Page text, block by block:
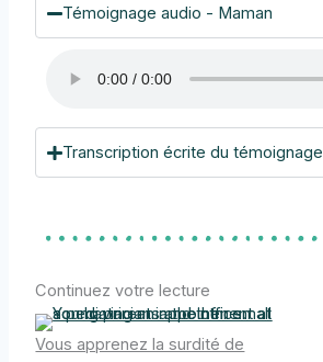
Témoignage audio - Maman
Transcription écrite du témoignage
Continuez votre lecture
Vous apprenez la surdité de